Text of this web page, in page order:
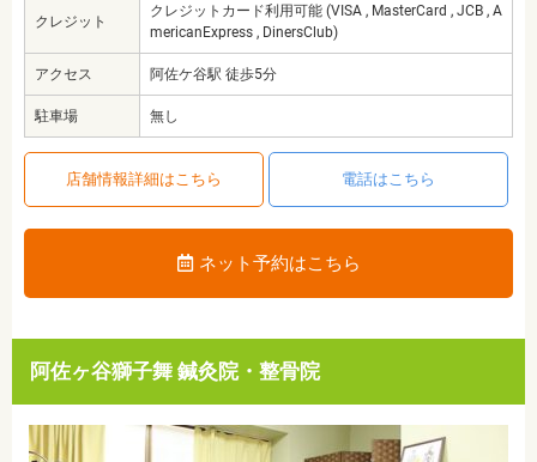
クレジット
クレジットカード利用可能 (VISA , MasterCard , JCB , A
mericanExpress , DinersClub)
アクセス 阿佐ケ谷駅 徒歩5分
駐車場 無し
店舗情報詳細はこちら 電話はこちら
ネット予約はこちら
阿佐ヶ谷獅子舞 鍼灸院・整骨院